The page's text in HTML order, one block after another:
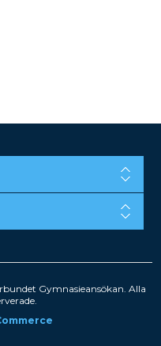
Gymnasieansökan. Alla